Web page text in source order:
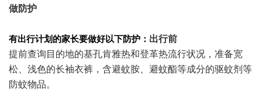
做防护
有出行计划的家长要做好以下防护： 出行前
提前查询目的地的基孔肯雅热和登革热流行状况，准备宽
松、浅色的长袖衣裤，含避蚊胺、避蚊酯等成分的驱蚊剂等
防蚊物品。